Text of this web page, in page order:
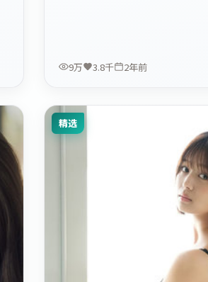
9万 3.8千 2年前
精选